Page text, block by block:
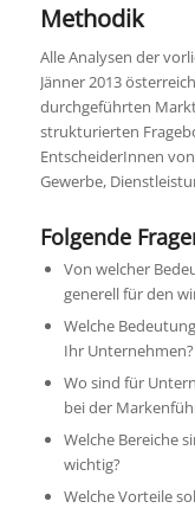
Methodik
Alle Analysen der
Jänner 2013
durchgeführten
strukturierten
EntscheiderInnen
Gewerbe,
Folgende
Von welcher
generell für den
Welche
Ihr Unternehmen?
Wo sind für
bei der
Welche Bereiche
wichtig?
Welche Vorteile